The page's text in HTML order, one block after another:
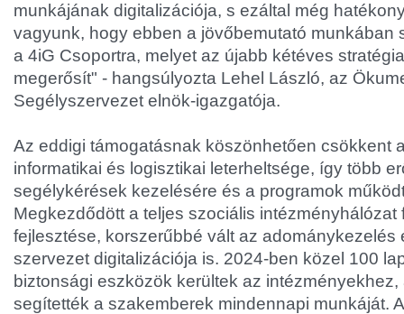
munkájának digitalizációja, s ezáltal még
vagyunk, hogy ebben a jövőbemutató munkában
a 4iG Csoportra, melyet az újabb kétéves
megerősít" - hangsúlyozta Lehel László, az
Segélyszervezet elnök-igazgatója.
Az eddigi támogatásnak köszönhetően csökkent
informatikai és logisztikai leterheltsége, így több
segélykérések kezelésére és a programok
Megkezdődött a teljes szociális intézményhálózat
fejlesztése, korszerűbbé vált az adománykezelés
szervezet digitalizációja is. 2024-ben közel 100
biztonsági eszközök kerültek az
segítették a szakemberek mindennapi munkáját.